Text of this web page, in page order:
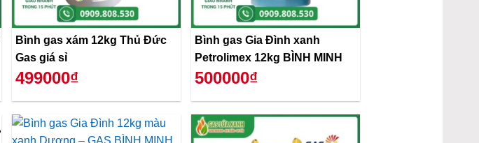
Bình gas xám 12kg Thủ Đức
Gas giá sỉ
499000₫
Bình gas Gia Đình xanh
Petrolimex 12kg BÌNH MINH
500000₫